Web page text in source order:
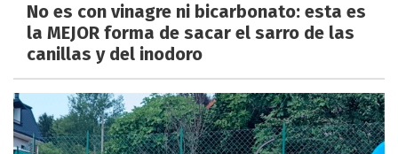
No es con vinagre ni bicarbonato: esta es
la MEJOR forma de sacar el sarro de las
canillas y del inodoro